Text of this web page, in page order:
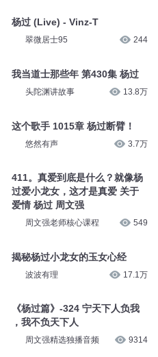
杨过 (Live) - Vinz-T
翠微居士95 244
我当道士那些年 第430集 杨过
头陀渊讲故事 13.8万
这个歌手 1015章 杨过断臂！
悠然有声 3.7万
411。真爱到底是什么？就像杨
过爱小龙女，这才是真爱 关于
爱情 杨过 周文强
周文强老师核心课程 549
揭秘杨过小龙女的玉女心经
波波有理 17.1万
《杨过篇》-324 宁天下人负我
，我不负天下人
周文强精选独播音频 9314